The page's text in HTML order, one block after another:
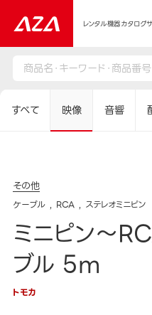
レンタル機器カタログ
すべて 映像 音響
その他
ケーブル RCA ステレオミニピン
ミニピン～
ブル 5m
トモカ